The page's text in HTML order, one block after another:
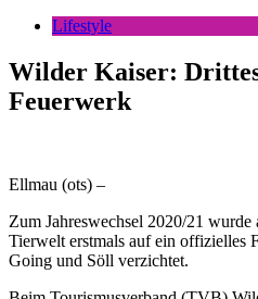
Lifestyle
Wilder Kaiser:
Feuerwerk
Ellmau (ots) –
Zum Jahreswechsel 2020/21
Tierwelt erstmals auf ein offizielles
Going und Söll verzichtet.